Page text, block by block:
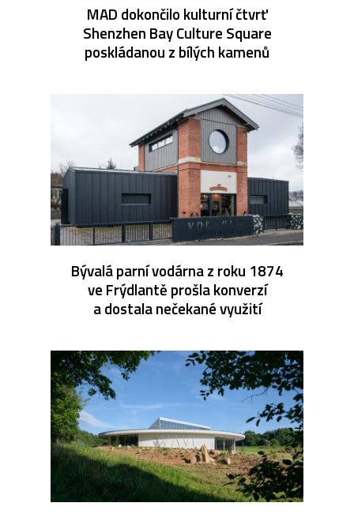
MAD dokončilo kulturní čtvrť
Shenzhen Bay Culture Square
poskládanou z bílých kamenů
Bývalá parní vodárna z roku 1874
ve Frýdlantě prošla konverzí
a dostala nečekané využití